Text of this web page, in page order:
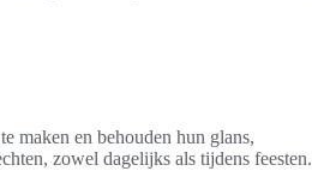
maken en behouden hun glans,
zowel dagelijks als tijdens feesten.